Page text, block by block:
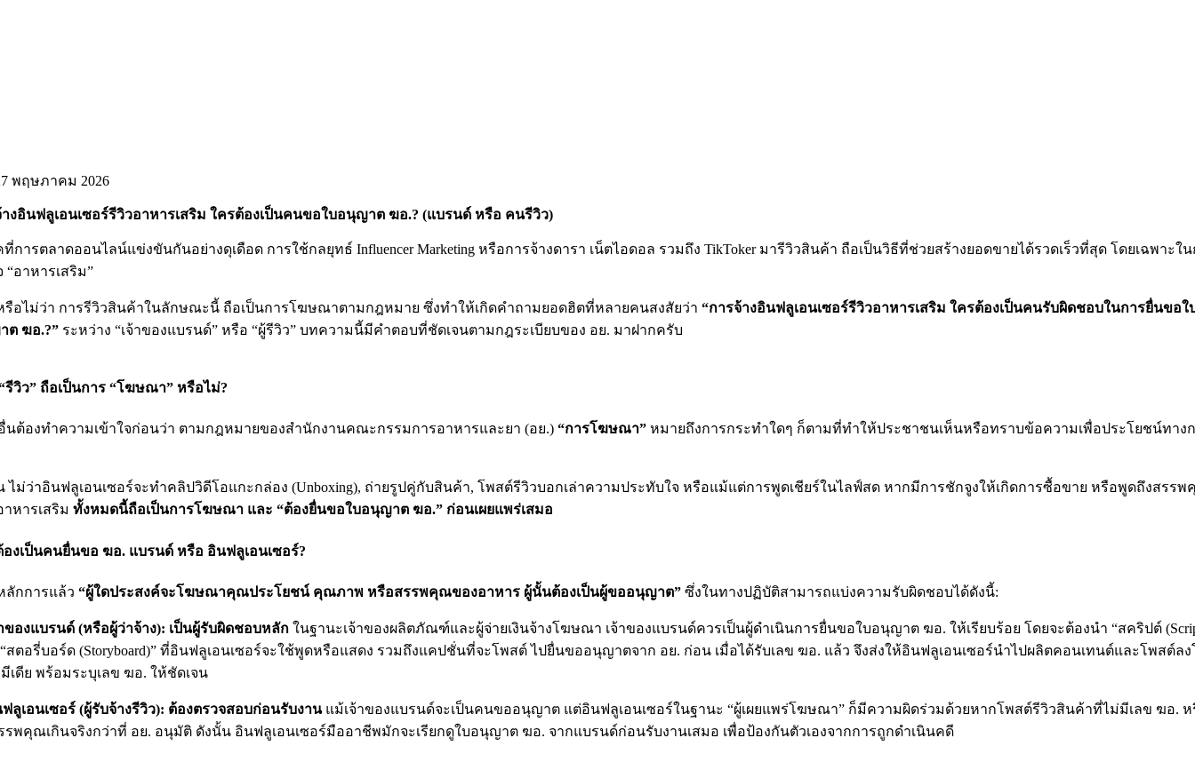
พฤษภาคม 2026
งอินฟลูเอนเซอร์รีวิวอาหารเสริม ใครต้องเป็นคนขอใบอนุญาต ฆอ.? (แบรนด์ หรือ คนรีวิว)
การตลาดออนไลน์แข่งขันกันอย่างดุเดือด การใช้กลยุทธ์ Influencer Marketing หรือการจ้างดารา เน็ตไอดอล รวมถึง TikToker มารีวิวสินค้า ถือเป็นวิธีที่ช่วยสร้างยอดขายได้รวดเร็วที่สุด โดยเฉพาะใ
“อาหารเสริม”
รือไม่ว่า การรีวิวสินค้าในลักษณะนี้ ถือเป็นการโฆษณาตามกฎหมาย ซึ่งทำให้เกิดคำถามยอดฮิตที่หลายคนสงสัยว่า “การจ้างอินฟลูเอนเซอร์รีวิวอาหารเสริม ใครต้องเป็นคนรับผิดชอบในการยื่นขอใ
ต ฆอ.?”ระหว่าง “เจ้าของแบรนด์” หรือ “ผู้รีวิว” บทความนี้มีคำตอบที่ชัดเจนตามกฎระเบียบของ อย. มาฝากครับ
รีวิว” ถือเป็นการ “โฆษณา” หรือไม่?
นต้องทำความเข้าใจก่อนว่า ตามกฎหมายของสำนักงานคณะกรรมการอาหารและยา (อย.) “การโฆษณา”หมายถึงการกระทำใดๆ ก็ตามที่ทำให้ประชาชนเห็นหรือทราบข้อความเพื่อประโยชน์ทาง
ไม่ว่าอินฟลูเอนเซอร์จะทำคลิปวิดีโอแกะกล่อง (Unboxing), ถ่ายรูปคู่กับสินค้า, โพสต์รีวิวบอกเล่าความประทับใจ หรือแม้แต่การพูดเชียร์ในไลฟ์สด หากมีการชักจูงให้เกิดการซื้อขาย หรือพูดถึงสรร
หารเสริม ทั้งหมดนี้ถือเป็นการโฆษณา และ “ต้องยื่นขอใบอนุญาต ฆอ.” ก่อนเผยแพร่เสมอ
องเป็นคนยื่นขอ ฆอ. แบรนด์ หรือ อินฟลูเอนเซอร์?
ลักการแล้ว “ผู้ใดประสงค์จะโฆษณาคุณประโยชน์ คุณภาพ หรือสรรพคุณของอาหาร ผู้นั้นต้องเป็นผู้ขออนุญาต”ซึ่งในทางปฏิบัติสามารถแบ่งความรับผิดชอบได้ดังนี้:
ของแบรนด์ (หรือผู้ว่าจ้าง): เป็นผู้รับผิดชอบหลักในฐานะเจ้าของผลิตภัณฑ์และผู้จ่ายเงินจ้างโฆษณา เจ้าของแบรนด์ควรเป็นผู้ดำเนินการยื่นขอใบอนุญาต ฆอ. ให้เรียบร้อย โดยจะต้องนำ “สคริปต์
สตอรี่บอร์ด (Storyboard)” ที่อินฟลูเอนเซอร์จะใช้พูดหรือแสดง รวมถึงแคปชั่นที่จะโพสต์ ไปยื่นขออนุญาตจาก อย. ก่อน เมื่อได้รับเลข ฆอ. แล้ว จึงส่งให้อินฟลูเอนเซอร์นำไปผลิตคอนเทนต์และโพสต์ลง
เดีย พร้อมระบุเลข ฆอ. ให้ชัดเจน
ลูเอนเซอร์ (ผู้รับจ้างรีวิว): ต้องตรวจสอบก่อนรับงานแม้เจ้าของแบรนด์จะเป็นคนขออนุญาต แต่อินฟลูเอนเซอร์ในฐานะ “ผู้เผยแพร่โฆษณา” ก็มีความผิดร่วมด้วยหากโพสต์รีวิวสินค้าที่ไม่มีเลข ฆอ. ห
รพคุณเกินจริงกว่าที่ อย. อนุมัติ ดังนั้น อินฟลูเอนเซอร์มืออาชีพมักจะเรียกดูใบอนุญาต ฆอ. จากแบรนด์ก่อนรับงานเสมอ เพื่อป้องกันตัวเองจากการถูกดำเนินคดี